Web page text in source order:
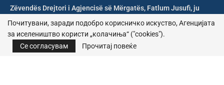
Zëvendës Drejtori i Agjencisë së Mërgatës, Fatlum Jusufi, ju
Shoqata Humanitare Tuhini Feston 10 Vjetorin e Themelimit
Почитувани, заради подобро корисничко искуство, Агенцијата
за иселеништво користи „колачиња“ ("cookies").
Се согласувам
Прочитај повеќе